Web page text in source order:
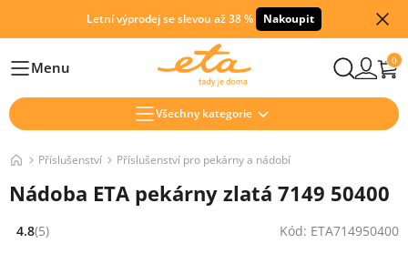
Letní výprodej se slevou až 38 % Nakoupit
HlavníMenu 0
Všechny kategorie
Příslušenství Příslušenství pro pekárny a nádobí
Nádoba ETA pekárny zlatá 7149 50400
Hodnocení: 4.8 z 5 (5 recenzí)
4.8(5) Kód: ETA714950400